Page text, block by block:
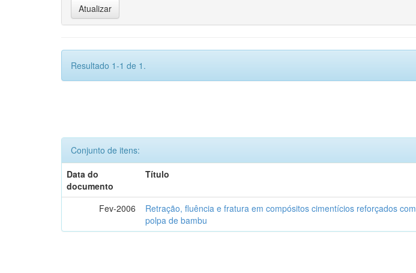
Resultado 1-1 de 1.
Conjunto de itens:
Data do
documento
Título
Fev-2006
Retração, fluência e fratura em compósitos cimentícios reforçados com
polpa de bambu